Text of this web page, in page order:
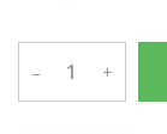
– +